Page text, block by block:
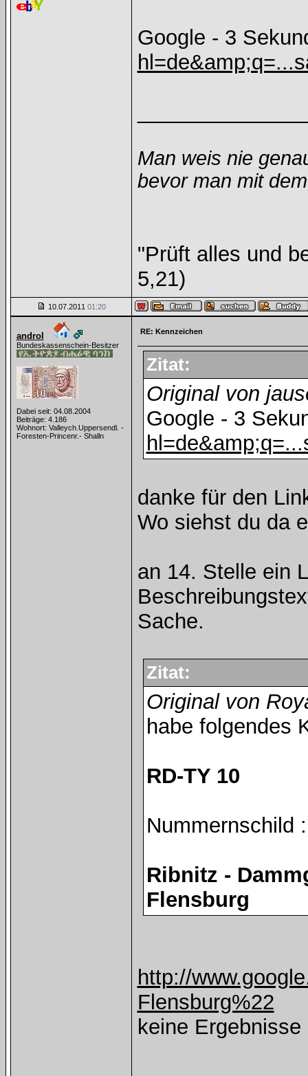
Google - 3
Man weis nie
bevor man mit
"Prüft alles und
5,21)
10.07.2011 01:20
androl
Bundeskassenschein-Besitzer
Dabei seit: 04.08.2004
Beiträge: 4.186
Wohnort: Valleych.Uppersendl. -
Foresten-Princenr.- Shalln
RE: Kennzeichen
Zitat:
Original von
Google - 3
danke für den
Wo siehst du da
an 14. Stelle ein
Sache.
Zitat:
Original von
habe folgendes
RD-TY 10
Nummernschild :
Ribnitz -
Flensburg
http://
Flensburg%22
keine Ergebnisse